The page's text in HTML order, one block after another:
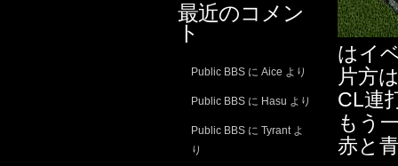
はイ
片方
CL連
もう
赤と
最近のコメン
ト
Public BBS に Aice より
Public BBS に Hasu より
Public BBS に Tyrantよ
り